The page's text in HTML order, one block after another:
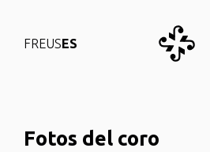
FREUSES
Fotos del coro